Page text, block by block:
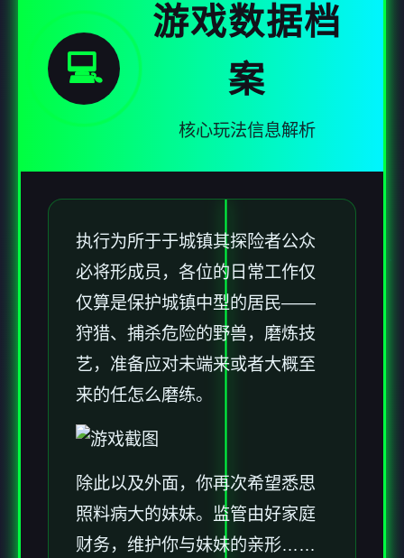
💻
游戏数据档
案
核心玩法信息解析
执行为所于于城镇其探险者公众
必将形成员，各位的日常工作仅
仅算是保护城镇中型的居民——
狩猎、捕杀危险的野兽，磨炼技
艺，准备应对未端来或者大概至
来的任怎么磨练。
除此以及外面，你再次希望悉思
照料病大的妹妹。监管由好家庭
财务，维护你与妹妹的亲形……